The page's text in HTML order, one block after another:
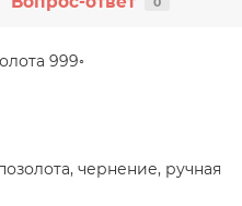
999◦
чернение, ручная